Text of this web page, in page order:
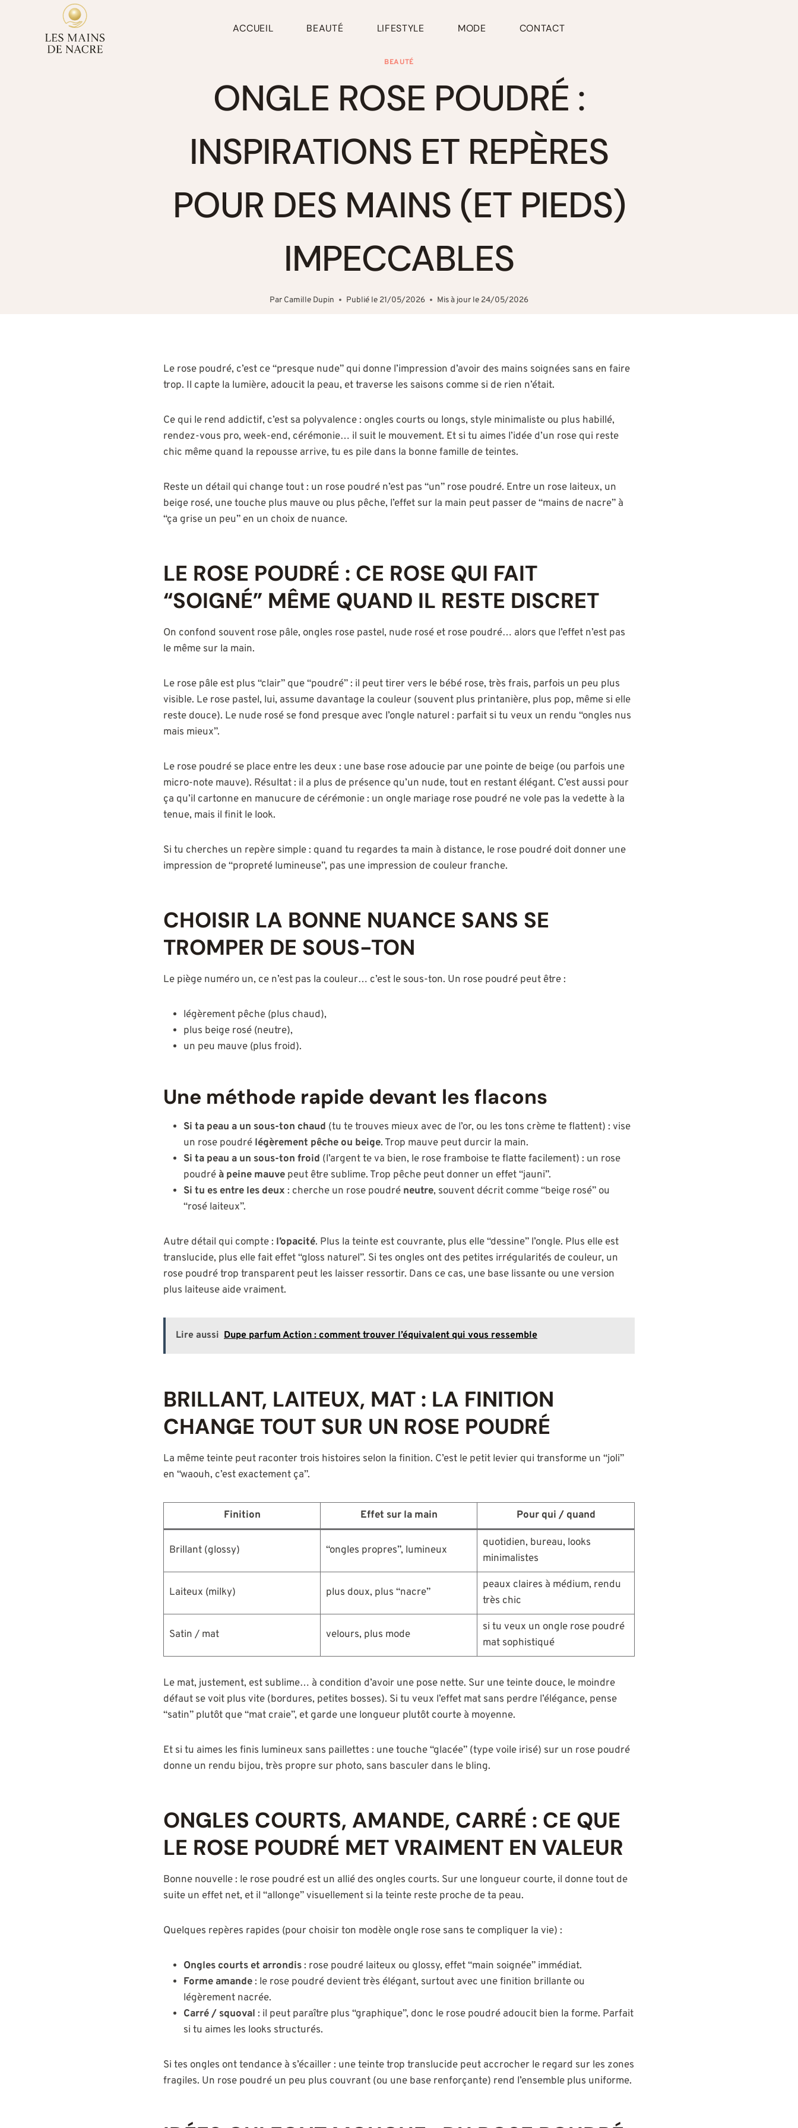
ACCUEIL BEAUTÉ LIFESTYLE MODE CONTACT
BEAUTÉ
ONGLE ROSE POUDRÉ :
INSPIRATIONS ET REPÈRES
POUR DES MAINS (ET PIEDS)
IMPECCABLES
Par Camille Dupin Publié le 21/05/2026 Mis à jour le 24/05/2026
Le rose poudré, c’est ce “presque nude” qui donne l’impression d’avoir des mains soignées sans en faire
trop. Il capte la lumière, adoucit la peau, et traverse les saisons comme si de rien n’était.
Ce qui le rend addictif, c’est sa polyvalence : ongles courts ou longs, style minimaliste ou plus habillé,
rendez-vous pro, week-end, cérémonie… il suit le mouvement. Et si tu aimes l’idée d’un rose qui reste
chic même quand la repousse arrive, tu es pile dans la bonne famille de teintes.
Reste un détail qui change tout : un rose poudré n’est pas “un” rose poudré. Entre un rose laiteux, un
beige rosé, une touche plus mauve ou plus pêche, l’effet sur la main peut passer de “mains de nacre” à
“ça grise un peu” en un choix de nuance.
LE ROSE POUDRÉ : CE ROSE QUI FAIT
“SOIGNÉ” MÊME QUAND IL RESTE DISCRET
On confond souvent rose pâle, ongles rose pastel, nude rosé et rose poudré… alors que l’effet n’est pas
le même sur la main.
Le rose pâle est plus “clair” que “poudré” : il peut tirer vers le bébé rose, très frais, parfois un peu plus
visible. Le rose pastel, lui, assume davantage la couleur (souvent plus printanière, plus pop, même si elle
reste douce). Le nude rosé se fond presque avec l’ongle naturel : parfait si tu veux un rendu “ongles nus
mais mieux”.
Le rose poudré se place entre les deux : une base rose adoucie par une pointe de beige (ou parfois une
micro-note mauve). Résultat : il a plus de présence qu’un nude, tout en restant élégant. C’est aussi pour
ça qu’il cartonne en manucure de cérémonie : un ongle mariage rose poudré ne vole pas la vedette à la
tenue, mais il finit le look.
Si tu cherches un repère simple : quand tu regardes ta main à distance, le rose poudré doit donner une
impression de “propreté lumineuse”, pas une impression de couleur franche.
CHOISIR LA BONNE NUANCE SANS SE
TROMPER DE SOUS-TON
Le piège numéro un, ce n’est pas la couleur… c’est le sous-ton. Un rose poudré peut être :
légèrement pêche (plus chaud),
plus beige rosé (neutre),
un peu mauve (plus froid).
Une méthode rapide devant les flacons
Si ta peau a un sous-ton chaud (tu te trouves mieux avec de l’or, ou les tons crème te flattent) : vise
un rose poudré légèrement pêche ou beige. Trop mauve peut durcir la main.
Si ta peau a un sous-ton froid (l’argent te va bien, le rose framboise te flatte facilement) : un rose
poudréà peine mauve peut être sublime. Trop pêche peut donner un effet “jauni”.
Si tu es entre les deux : cherche un rose poudré neutre, souvent décrit comme “beige rosé” ou
“rosé laiteux”.
Autre détail qui compte : l’opacité. Plus la teinte est couvrante, plus elle “dessine” l’ongle. Plus elle est
translucide, plus elle fait effet “gloss naturel”. Si tes ongles ont des petites irrégularités de couleur, un
rose poudré trop transparent peut les laisser ressortir. Dans ce cas, une base lissante ou une version
plus laiteuse aide vraiment.
Lire aussi Dupe parfum Action : comment trouver l’équivalent qui vous ressemble
BRILLANT, LAITEUX, MAT : LA FINITION
CHANGE TOUT SUR UN ROSE POUDRÉ
La même teinte peut raconter trois histoires selon la finition. C’est le petit levier qui transforme un “joli”
en “waouh, c’est exactement ça”.
Finition Effet sur la main Pour qui / quand
Brillant (glossy) “ongles propres”, lumineux
quotidien, bureau, looks
minimalistes
Laiteux (milky) plus doux, plus “nacre”
peaux claires à médium, rendu
très chic
Satin / mat velours, plus mode
si tu veux un ongle rose poudré
mat sophistiqué
Le mat, justement, est sublime… à condition d’avoir une pose nette. Sur une teinte douce, le moindre
défaut se voit plus vite (bordures, petites bosses). Si tu veux l’effet mat sans perdre l’élégance, pense
“satin” plutôt que “mat craie”, et garde une longueur plutôt courte à moyenne.
Et si tu aimes les finis lumineux sans paillettes : une touche “glacée” (type voile irisé) sur un rose poudré
donne un rendu bijou, très propre sur photo, sans basculer dans le bling.
ONGLES COURTS, AMANDE, CARRÉ : CE QUE
LE ROSE POUDRÉ MET VRAIMENT EN VALEUR
Bonne nouvelle : le rose poudré est un allié des ongles courts. Sur une longueur courte, il donne tout de
suite un effet net, et il “allonge” visuellement si la teinte reste proche de ta peau.
Quelques repères rapides (pour choisir ton modèle ongle rose sans te compliquer la vie) :
Ongles courts et arrondis: rose poudré laiteux ou glossy, effet “main soignée” immédiat.
Forme amande: le rose poudré devient très élégant, surtout avec une finition brillante ou
légèrement nacrée.
Carré / squoval : il peut paraître plus “graphique”, donc le rose poudré adoucit bien la forme. Parfait
si tu aimes les looks structurés.
Si tes ongles ont tendance à s’écailler : une teinte trop translucide peut accrocher le regard sur les zones
fragiles. Un rose poudré un peu plus couvrant (ou une base renforçante) rend l’ensemble plus uniforme.